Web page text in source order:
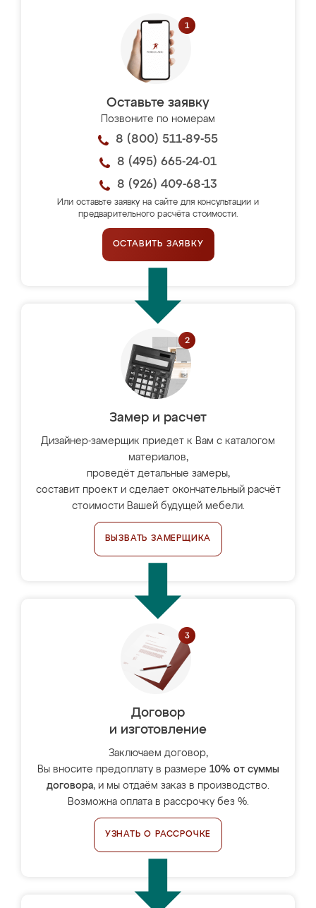
Оставьте заявку
Позвоните по номерам
8 (800) 511-89-55
8 (495) 665-24-01
8 (926) 409-68-13
Или оставьте заявку на сайте для консультации и
предварительного расчёта стоимости.
ОСТАВИТЬ ЗАЯВКУ
Замер и расчет
Дизайнер-замерщик приедет к Вам с каталогом
материалов,
проведёт детальные замеры,
составит проект и сделает окончательный расчёт
стоимости Вашей будущей мебели.
ВЫЗВАТЬ ЗАМЕРЩИКА
Договор
и изготовление
Заключаем договор,
Вы вносите предоплату в размере 10% от суммы
договора, и мы отдаём заказ в производство.
Возможна оплата в рассрочку без %.
УЗНАТЬ О РАССРОЧКЕ